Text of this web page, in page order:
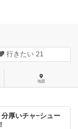
行きたい 21
地図
厚いチャ−シュー